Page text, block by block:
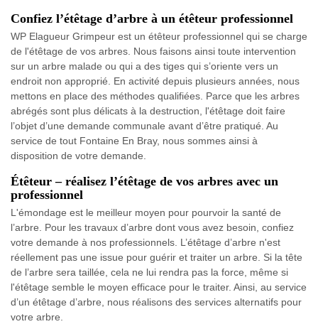
Confiez l’étêtage d’arbre à un étêteur professionnel
WP Elagueur Grimpeur est un étêteur professionnel qui se charge
de l'étêtage de vos arbres. Nous faisons ainsi toute intervention
sur un arbre malade ou qui a des tiges qui s’oriente vers un
endroit non approprié. En activité depuis plusieurs années, nous
mettons en place des méthodes qualifiées. Parce que les arbres
abrégés sont plus délicats à la destruction, l'étêtage doit faire
l’objet d’une demande communale avant d’être pratiqué. Au
service de tout Fontaine En Bray, nous sommes ainsi à
disposition de votre demande.
Étêteur – réalisez l’étêtage de vos arbres avec un
professionnel
L'émondage est le meilleur moyen pour pourvoir la santé de
l’arbre. Pour les travaux d’arbre dont vous avez besoin, confiez
votre demande à nos professionnels. L’étêtage d’arbre n'est
réellement pas une issue pour guérir et traiter un arbre. Si la tête
de l’arbre sera taillée, cela ne lui rendra pas la force, même si
l'étêtage semble le moyen efficace pour le traiter. Ainsi, au service
d’un étêtage d’arbre, nous réalisons des services alternatifs pour
votre arbre.